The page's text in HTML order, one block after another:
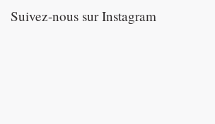
Suivez-nous sur Instagram